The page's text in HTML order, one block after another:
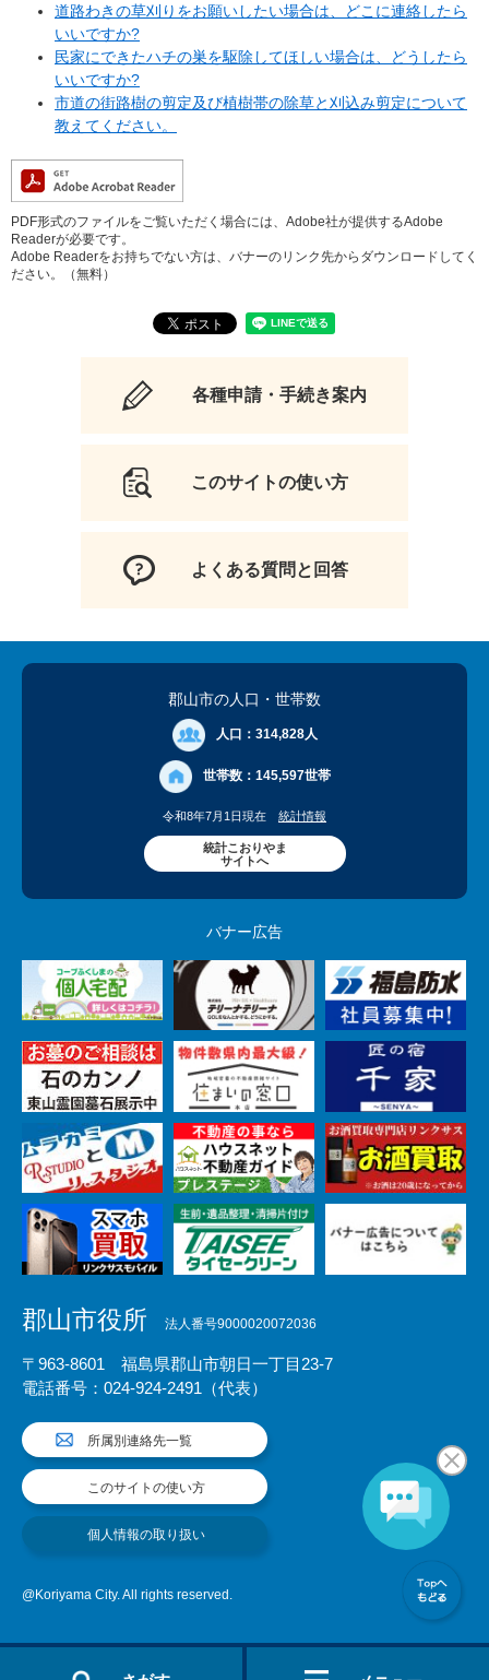
道路わきの草刈りをお願いしたい場合は、どこに連絡したら
いいですか?
民家にできたハチの巣を駆除してほしい場合は、どうしたら
いいですか?
市道の街路樹の剪定及び植樹帯の除草と刈込み剪定について
教えてください。
PDF形式のファイルをご覧いただく場合には、Adobe社が提供するAdobe
Readerが必要です。
Adobe Readerをお持ちでない方は、バナーのリンク先からダウンロードしてく
ださい。（無料）
各種申請・手続き案内
このサイトの使い方
よくある質問と回答
郡山市の人口 ・世帯数
人口： 314,828人
世帯数： 145,597世帯
令和8年7月1日現在 統計情報
統計こおりやま
サイトへ
バナー広告
郡山市役所 法人番号9000020072036
〒963-8601 福島県郡山市朝日一丁目23-7
電話番号：024-924-2491（代表）
所属別連絡先一覧
このサイトの使い方
個人情報の取り扱い
@Koriyama City. All rights reserved.